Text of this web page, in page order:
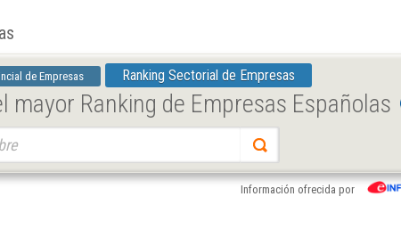
de Empresas Ranking Sectorial de Empresas
Ranking de Empresas Españolas
Información ofrecida por